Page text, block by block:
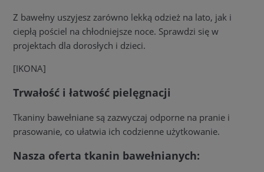
Z bawełny uszyjesz zarówno lekką odzież na lato, jak i
ciepłą pościel na chłodniejsze noce. Sprawdzi się w
projektach dla dorosłych i dzieci.
[IKONA]
Trwałość i łatwość pielęgnacji
Tkaniny bawełniane są zazwyczaj odporne na pranie i
prasowanie, co ułatwia ich codzienne użytkowanie.
Nasza oferta tkanin bawełnianych: